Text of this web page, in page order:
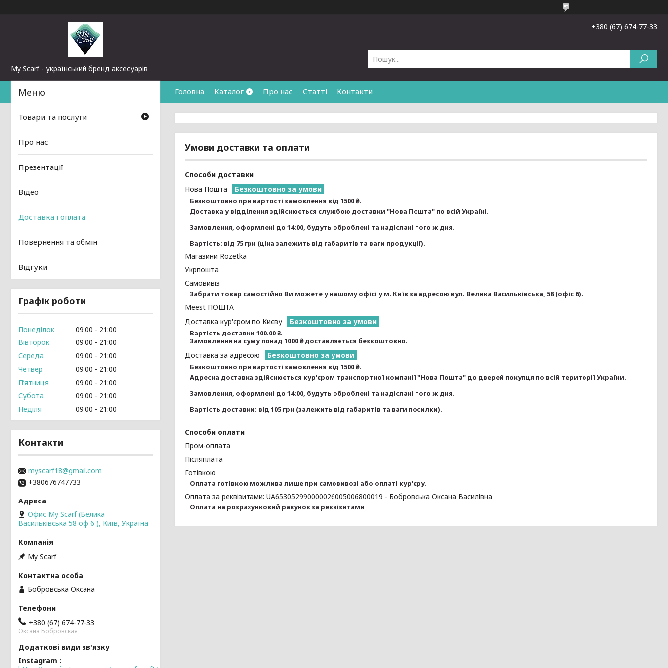
My Scarf - український бренд аксесуарів
+380 (67) 674-77-33
Головна Каталог Про нас Статті Контакти
Умови доставки та оплати
Способи доставки
Нова Пошта
Безкоштовно за умови
Безкоштовно при вартості замовлення від 1500 ₴.
Доставка у відділення здійснюється службою доставки "Нова Пошта" по всій Україні.
Замовлення, оформлені до 14:00, будуть оброблені та надіслані того ж дня.
Вартість: від 75 грн (ціна залежить від габаритів та ваги продукції).
Магазини Rozetka
Укрпошта
Самовивіз
Забрати товар самостійно Ви можете у нашому офісі у м. Київ за адресою вул. Велика Васильківська, 58 (офіс 6).
Meest ПОШТА
Доставка кур'єром по Києву
Безкоштовно за умови
Вартість доставки 100.00 ₴.
Замовлення на суму понад 1000 ₴ доставляється безкоштовно.
Доставка за адресою Безкоштовно за умови
Безкоштовно при вартості замовлення від 1500 ₴.
Адресна доставка здійснюється кур'єром транспортної компанії "Нова Пошта" до дверей покупця по всій території України.
Замовлення, оформлені до 14:00, будуть оброблені та надіслані того ж дня.
Вартість доставки: від 105 грн (залежить від габаритів та ваги посилки).
Способи оплати
Пром-оплата
Післяплата
Готівкою
Оплата готівкою можлива лише при самовивозі або оплаті кур'єру.
Оплата за реквізитами: UA653052990000026005006800019 - Бобровська Оксана Василівна
Оплата на розрахунковий рахунок за реквізитами
Товари та послуги
Про нас
Презентації
Відео
Доставка і оплата
Повернення та обмін
Відгуки
Графік роботи
Понеділок 09:00
21:00
Вівторок
09:00
21:00
Середа
09:00
21:00
Четвер
09:00
21:00
Пʼятниця
09:00
21:00
Субота
09:00
21:00
Неділя
09:00 21:00
Контакти
myscarf18@gmail.com
+380676747733
Офис My Scarf (Велика
Васильківська 58 оф 6 ), Київ, Україна
My Scarf
Бобровська Оксана
+380 (67) 674-77-33
Оксана Бобровская
Instagram